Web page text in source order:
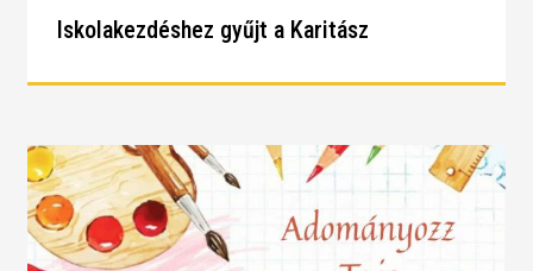
Iskolakezdéshez gyűjt a Karitász